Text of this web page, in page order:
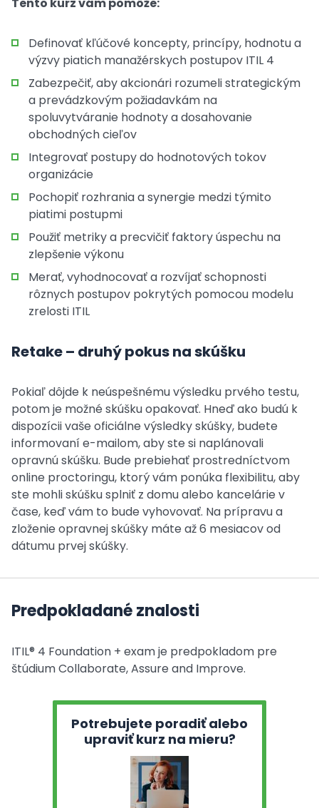
Definovať kľúčové koncepty, princípy, hodnotu a
výzvy piatich manažérskych postupov ITIL 4
Zabezpečiť, aby akcionári rozumeli strategickým
a prevádzkovým požiadavkám na
spoluvytváranie hodnoty a dosahovanie
obchodných cieľov
Integrovať postupy do hodnotových tokov
organizácie
Pochopiť rozhrania a synergie medzi týmito
piatimi postupmi
Použiť metriky a precvičiť faktory úspechu na
zlepšenie výkonu
Merať, vyhodnocovať a rozvíjať schopnosti
rôznych postupov pokrytých pomocou modelu
zrelosti ITIL
Retake – druhý pokus na skúšku
Pokiaľ dôjde k neúspešnému výsledku prvého testu,
potom je možné skúšku opakovať. Hneď ako budú k
dispozícii vaše oficiálne výsledky skúšky, budete
informovaní e-mailom, aby ste si naplánovali
opravnú skúšku. Bude prebiehať prostredníctvom
online proctoringu, ktorý vám ponúka flexibilitu, aby
ste mohli skúšku splniť z domu alebo kancelárie v
čase, keď vám to bude vyhovovať. Na prípravu a
zloženie opravnej skúšky máte až 6 mesiacov od
dátumu prvej skúšky.
Predpokladané znalosti
ITIL® 4 Foundation + exam je predpokladom pre
štúdium Collaborate, Assure and Improve.
Potrebujete poradiť alebo
upraviť kurz na mieru?